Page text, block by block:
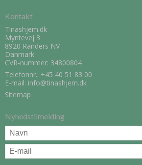
Kontakt
Tinashjem.dk
Myntevej 3
8920 Randers NV
Danmark
CVR-nummer: 34800804
Telefonnr.: +45 40 51 83 00
E-mail: info@tinashjem.dk
Sitemap
Nyhedstilmelding